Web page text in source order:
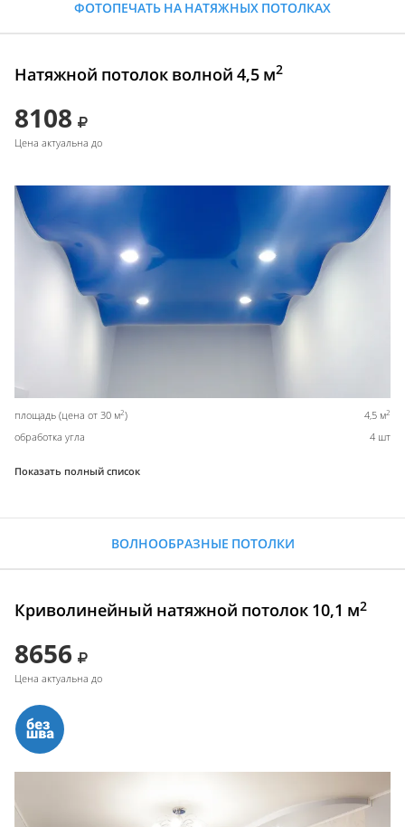
ФОТОПЕЧАТЬ НА НАТЯЖНЫХ ПОТОЛКАХ
Натяжной потолок волной 4,5 м2
8108
Цена актуальна до
площадь (цена от 30 м2) 4,5 м2
обработка угла 4 шт
Показать полный список
ВОЛНООБРАЗНЫЕ ПОТОЛКИ
Криволинейный натяжной потолок 10,1 м2
8656
Цена актуальна до